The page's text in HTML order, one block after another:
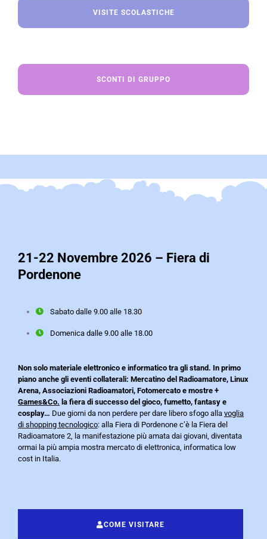
VISITE SCOLASTICHE
SCONTI DI GRUPPO
21-22 Novembre 2026 – Fiera di
Pordenone
Sabato dalle 9.00 alle 18.30
Domenica dalle 9.00 alle 18.00
Non solo materiale elettronico e informatico tra gli stand. In primo
piano anche gli eventi collaterali: Mercatino del Radioamatore, Linux
Arena, Associazioni Radioamatori, Fotomercato e mostre +
Games&Co. la fiera di successo del gioco, fumetto, fantasy e
cosplay… Due giorni da non perdere per dare libero sfogo alla voglia
di shopping tecnologico: alla Fiera di Pordenone c’è la Fiera del
Radioamatore 2, la manifestazione più amata dai giovani, diventata
ormai la più ampia mostra mercato di elettronica, informatica low
cost in Italia.
COME VISITARE